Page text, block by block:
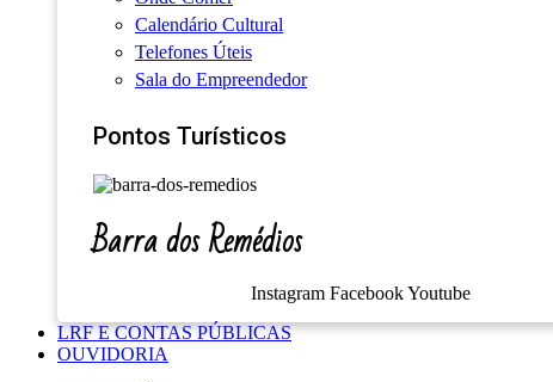
Calendário Cultural
Telefones Úteis
Sala do Empreendedor
Pontos Turísticos
Barra dos Remédios
Instagram FacebookYoutube
LRF E CONTAS PÚBLICAS
OUVIDORIA